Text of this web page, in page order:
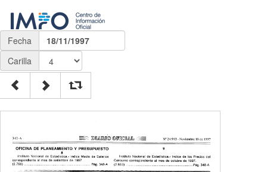
Fecha
18/11/1997
Carilla